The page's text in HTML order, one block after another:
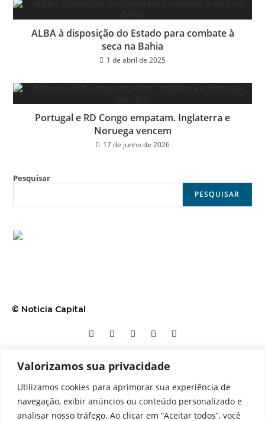
Valorizamos sua privacidade
Utilizamos cookies para aprimorar sua experiência de
navegação, exibir anúncios ou conteúdo personalizado e
analisar nosso tráfego. Ao clicar em “Aceitar todos”, você
ALBA à disposição do Estado para combate à
seca na Bahia
1 de abril de 2025
Portugal e RD Congo empatam. Inglaterra e
Noruega vencem
17 de junho de 2026
Pesquisar
PESQUISAR
© Noticia Capital
Contato Home Aviso legal Configurações de cookies
Equipe Perfil Política de cookies Serviços